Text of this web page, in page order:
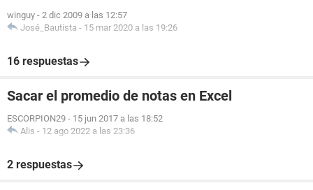
winguy - 2 dic 2009 a las 12:57
José_Bautista - 15 mar 2020 a las 19:26
16 respuestas
Sacar el promedio de notas en Excel
ESCORPION29 - 15 jun 2017 a las 18:52
Alis - 12 ago 2022 a las 23:36
2 respuestas